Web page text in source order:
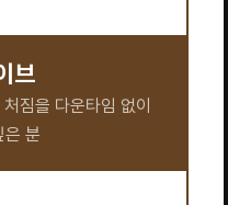
브
짐을 다운타임 없이
은 분